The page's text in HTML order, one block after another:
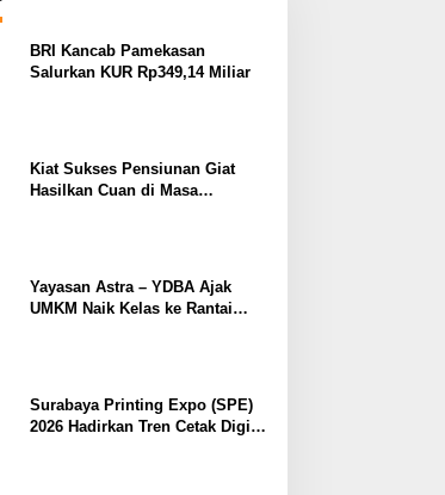
BRI Kancab Pamekasan
Salurkan KUR Rp349,14 Miliar
Kiat Sukses Pensiunan Giat
Hasilkan Cuan di Masa
Yayasan Astra – YDBA Ajak
UMKM Naik Kelas ke Rantai
Surabaya Printing Expo (SPE)
2026 Hadirkan Tren Cetak Digital